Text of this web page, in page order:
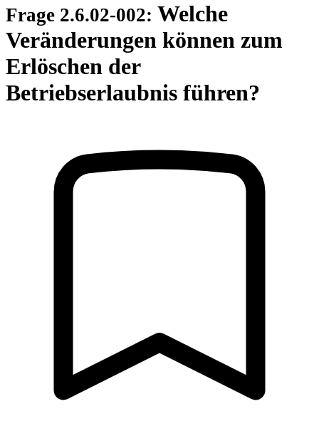
Frage 2.6.02-002: Welche
Veränderungen können zum
Erlöschen der
Betriebserlaubnis führen?